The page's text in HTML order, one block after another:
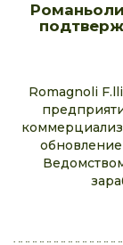
Romagnoli